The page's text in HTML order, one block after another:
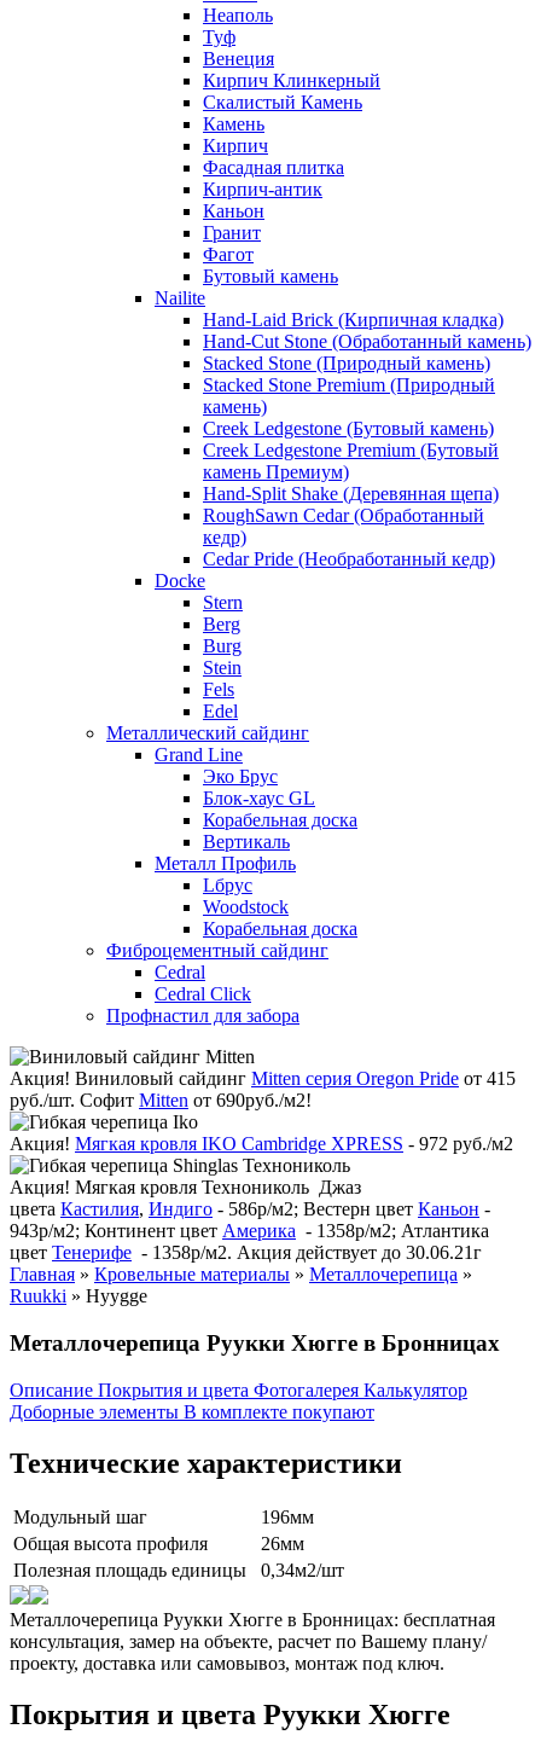
Неаполь
Туф
Венеция
Кирпич Клинкерный
Скалистый Камень
Камень
Кирпич
Фасадная плитка
Кирпич-антик
Каньон
Гранит
Фагот
Бутовый камень
Nailite
Hand-Laid Brick (Кирпичная кладка)
Hand-Cut Stone (Обработанный камень)
Stacked Stone (Природный камень)
Stacked Stone Premium (Природный
камень)
Creek Ledgestone (Бутовый камень)
Creek Ledgestone Premium (Бутовый
камень Премиум)
Hand-Split Shake (Деревянная щепа)
RoughSawn Cedar (Обработанный
кедр)
Cedar Pride (Необработанный кедр)
Docke
Stern
Berg
Burg
Stein
Fels
Edel
Металлический сайдинг
Grand Line
Эко Брус
Блок-хаус GL
Корабельная доска
Вертикаль
Металл Профиль
Lбрус
Woodstock
Корабельная доска
Фиброцементный сайдинг
Cedral
Cedral Click
Профнастил для забора
Акция! Виниловый сайдинг Mitten серия Oregon Pride от 415
руб./шт. Софит Mitten от 690руб./м2!
Акция! Мягкая кровля IKO Cambridge XPRESS - 972 руб./м2
Акция! Мягкая кровля Технониколь Джаз
цвета Кастилия, Индиго - 586р/м2; Вестерн цвет Каньон -
943р/м2; Континент цвет Америка - 1358р/м2; Атлантика
цвет Тенерифе - 1358р/м2. Акция действует до 30.06.21г
Главная » Кровельные материалы » Металлочерепица »
Ruukki » Hyygge
Металлочерепица Руукки Хюгге в Бронницах
Описание Покрытия и цвета Фотогалерея Калькулятор
Доборные элементы В комплекте покупают
Технические характеристики
Модульный шаг
196мм
Общая высота профиля
26мм
Полезная площадь единицы
0,34м2/шт
Металлочерепица Руукки Хюгге в Бронницах: бесплатная
консультация, замер на объекте, расчет по Вашему плану/
проекту, доставка или самовывоз, монтаж под ключ.
Покрытия и цвета Руукки Хюгге